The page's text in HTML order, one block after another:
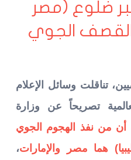
ضلوع (مصر
القصف الجوي
تناقلت وسائل الإعلام
تصريحاً عن وزارة
أن من نفذ الهجوم الجوي
هما مصر والإمارات،